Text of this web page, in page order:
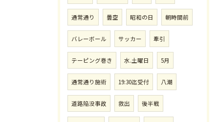
通常通り 曇空 昭和の日 朝時間前
バレーボール サッカー 牽引
テーピング巻き 水.土曜日 5月
通常通り施術 19:30迄受付 八潮
道路陥没事故 救出 後半戦